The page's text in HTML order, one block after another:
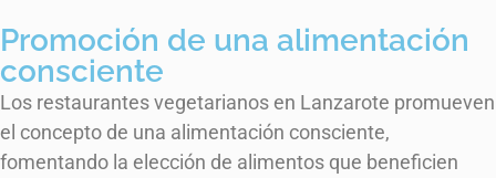
Promoción de una alimentación
consciente
Los restaurantes vegetarianos en Lanzarote promueven
el concepto de una alimentación consciente,
fomentando la elección de alimentos que beneficien